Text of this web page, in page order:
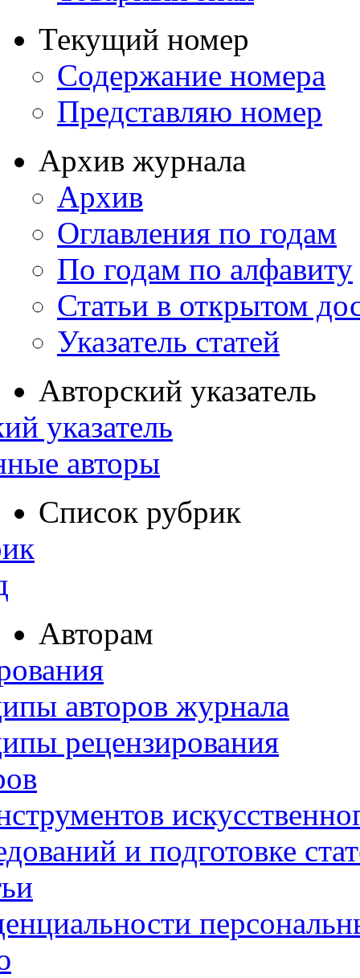
Текущий номер
Содержание номера
Представляю номер
Архив журнала
Архив
Оглавления по годам
По годам по алфавиту
Статьи в открытом
Указатель статей
Авторский указатель
указатель
авторы
Список рубрик
Авторам
авторов журнала
рецензирования
и подготовке